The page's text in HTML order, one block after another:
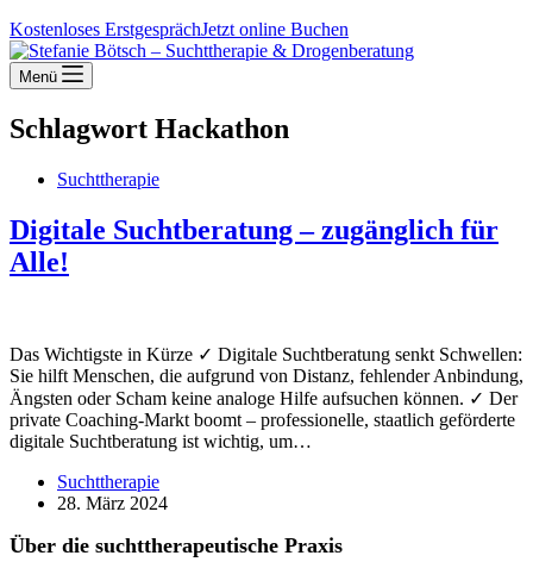
Kostenloses ErstgesprächJetzt online Buchen
Menü
Schlagwort Hackathon
Suchttherapie
Digitale Suchtberatung – zugänglich für
Alle!
Das Wichtigste in Kürze ✓ Digitale Suchtberatung senkt Schwellen:
Sie hilft Menschen, die aufgrund von Distanz, fehlender Anbindung,
Ängsten oder Scham keine analoge Hilfe aufsuchen können. ✓ Der
private Coaching-Markt boomt – professionelle, staatlich geförderte
digitale Suchtberatung ist wichtig, um…
Suchttherapie
28. März 2024
Über die suchttherapeutische Praxis